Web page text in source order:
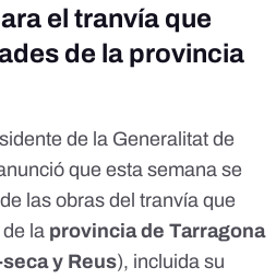
el tranvía que
de la provincia
de la Generalitat de
que esta semana se
las obras del tranvía que
la provincia de Tarragona
y Reus), incluida su